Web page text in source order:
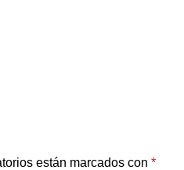
están marcados con *